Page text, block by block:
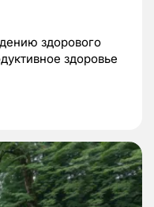
здорового
здоровье